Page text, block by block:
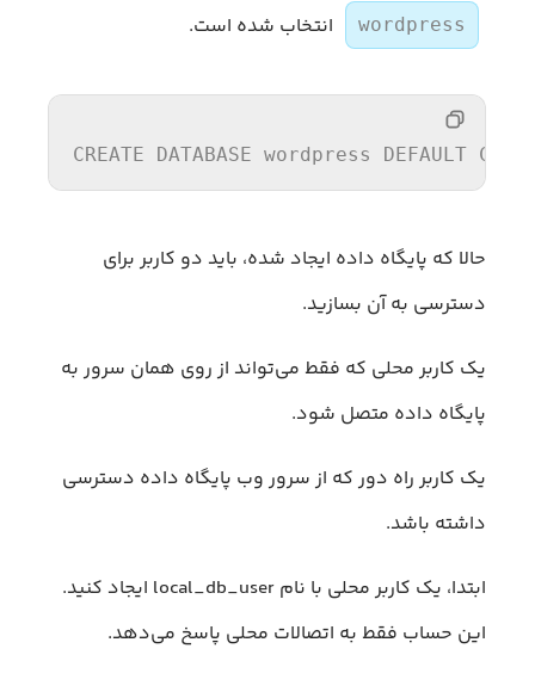
wordpress انتخاب شده است.
CREATE DATABASE wordpress DEFAULT
حالا که پایگاه داده ایجاد شده، باید دو کاربر برای
دسترسی به آن بسازید.
یک کاربر محلی که فقط می‌تواند از روی همان سرور به
پایگاه داده متصل شود.
یک کاربر راه دور که از سرور وب پایگاه داده دسترسی
داشته باشد.
ابتدا، یک کاربر محلی با نام local_db_user ایجاد کنید.
این حساب فقط به اتصالات محلی پاسخ می‌دهد.